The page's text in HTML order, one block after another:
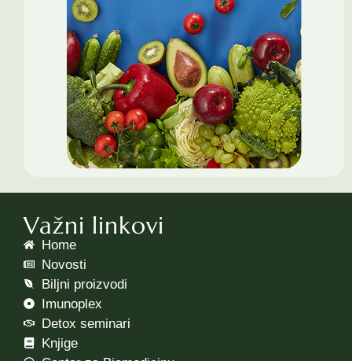
Važni linkovi
Home
Novosti
Biljni proizvodi
Imunoplex
Detox seminari
Knjige